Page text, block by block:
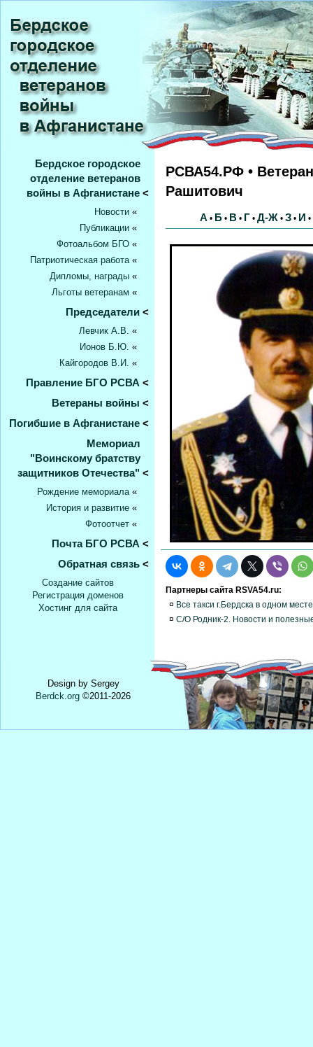
Бердское городское
отделение ветеранов
войны в Афганистане <
Новости «
Публикации «
Фотоальбом БГО «
Патриотическая работа«
Дипломы, награды «
Льготы ветеранам «
Председатели <
Левчик А.В. «
Ионов Б.Ю. «
Кайгородов В.И. «
Правление БГО РСВА <
Ветераны войны <
Погибшие в Афганистане <
Мемориал
"Воинскому братству
защитников Отечества" <
Рождение мемориала«
История и развитие «
Фотоотчет «
Почта БГО РСВА <
Обратная связь <
Создание сайтов
Регистрация доменов
Хостинг для сайта
РСВА54.РФ •
Рашитович
А • Б • В • Г • Д-Ж • З • И •
Партнеры сайта RSVA54.ru:
¤ Все такси г.Бердска в одном
¤ С/О Родник-2. Новости и
Design by Sergey
Berdck.org ©2011-2026